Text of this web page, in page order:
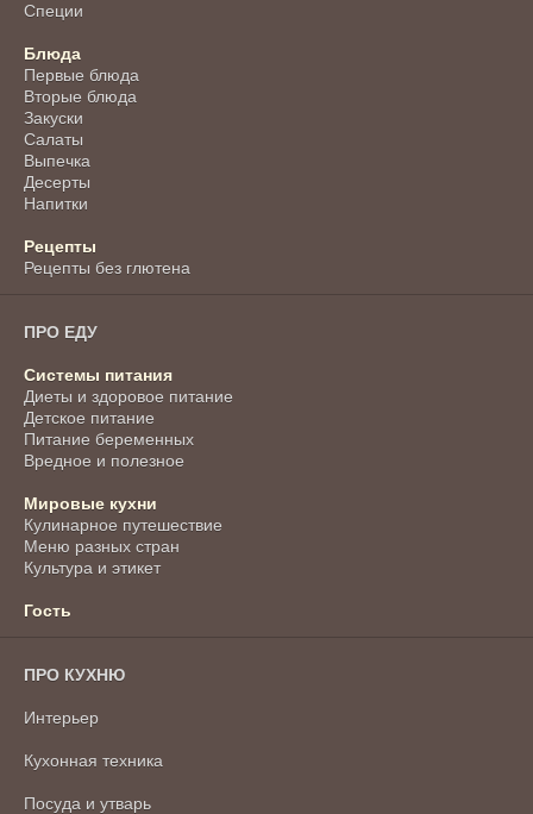
Специи
Блюда
Первые блюда
Вторые блюда
Закуски
Салаты
Выпечка
Десерты
Напитки
Рецепты
Рецепты без глютена
ПРО ЕДУ
Системы питания
Диеты и здоровое питание
Детское питание
Питание беременных
Вредное и полезное
Мировые кухни
Кулинарное путешествие
Меню разных стран
Культура и этикет
Гость
ПРО КУХНЮ
Интерьер
Кухонная техника
Посуда и утварь